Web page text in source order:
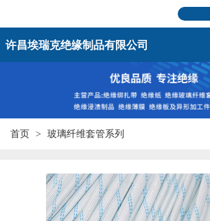
许昌埃瑞克绝缘制品有限公司
首页 玻璃纤维套管系列